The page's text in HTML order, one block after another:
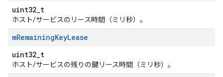
uint32_t
ホスト/サービスのリース時間（ミリ秒）。
mRemainingKeyLease
uint32_t
ホスト/サービスの残りの鍵リース時間（ミリ秒）。